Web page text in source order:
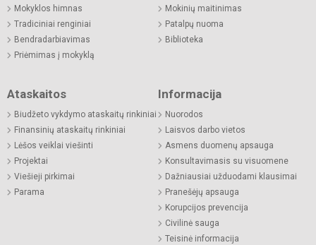
Mokyklos himnas
Tradiciniai renginiai
Bendradarbiavimas
Priėmimas į mokyklą
Mokinių maitinimas
Patalpų nuoma
Biblioteka
Ataskaitos
Biudžeto vykdymo ataskaitų rinkiniai
Finansinių ataskaitų rinkiniai
Lėšos veiklai viešinti
Projektai
Viešieji pirkimai
Parama
Informacija
Nuorodos
Laisvos darbo vietos
Asmens duomenų apsauga
Konsultavimasis su visuomene
Dažniausiai užduodami klausimai
Pranešėjų apsauga
Korupcijos prevencija
Civilinė sauga
Teisinė informacija